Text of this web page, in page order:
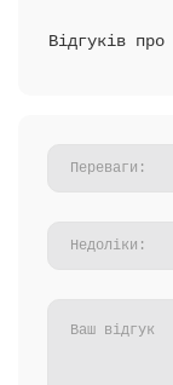
Відгуків